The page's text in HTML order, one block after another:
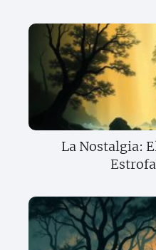
La Nostalgia: